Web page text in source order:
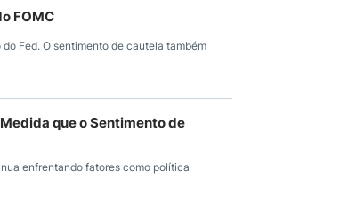
FOMC
Fed. O sentimento de cautela também
que o Sentimento de
enfrentando fatores como política